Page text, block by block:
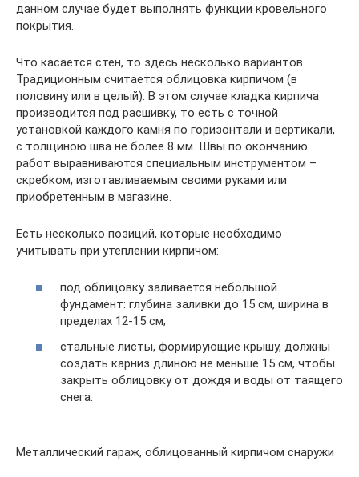
данном случае будет выполнять функции кровельного
покрытия.
Что касается стен, то здесь несколько вариантов.
Традиционным считается облицовка кирпичом (в
половину или в целый). В этом случае кладка кирпича
производится под расшивку, то есть с точной
установкой каждого камня по горизонтали и вертикали,
с толщиною шва не более 8 мм. Швы по окончанию
работ выравниваются специальным инструментом –
скребком, изготавливаемым своими руками или
приобретенным в магазине.
Есть несколько позиций, которые необходимо
учитывать при утеплении кирпичом:
под облицовку заливается небольшой
фундамент: глубина заливки до 15 см, ширина в
пределах 12-15 см;
стальные листы, формирующие крышу, должны
создать карниз длиною не меньше 15 см, чтобы
закрыть облицовку от дождя и воды от таящего
снега.
Металлический гараж, облицованный кирпичом снаружи